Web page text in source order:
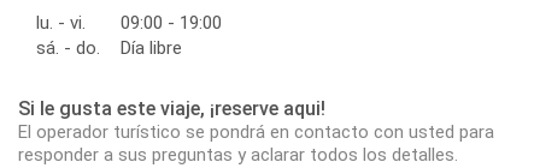
lu. - vi.
09:00 - 19:00
sá. - do.
Día libre
Si le gusta este viaje, ¡reserve aqui!
El operador turístico se pondrá en contacto con usted para
responder a sus preguntas y aclarar todos los detalles.